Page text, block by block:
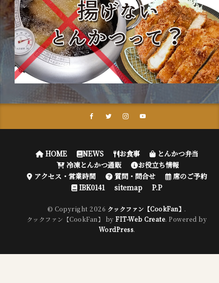
HOME NEWS お食事
とんかつ弁当
冷凍とんかつ通販
お役立ち情報
アクセス・営業時間
質問・問合せ
席のご予約
IBK0141
sitemap P.P
© Copyright 2026 クックファン【CookFan】 .
クックファン【CookFan】 byFIT-Web Create. Powered by
WordPress.